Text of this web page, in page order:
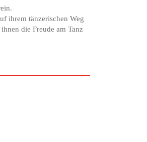
ihrem tänzerischen Weg
die Freude am Tanz